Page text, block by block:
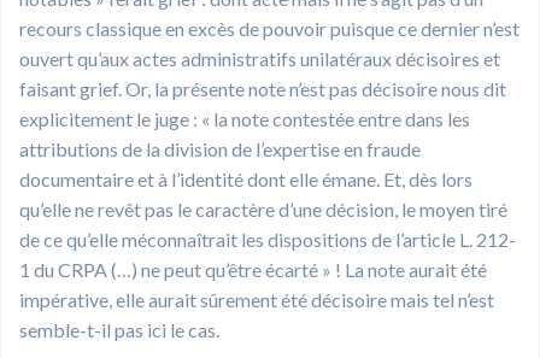
recours classique en excès de pouvoir puisque ce dernier n’est
ouvert qu’aux actes administratifs unilatéraux décisoires et
faisant grief. Or, la présente note n’est pas décisoire nous dit
explicitement le juge : « la note contestée entre dans les
attributions de la division de l’expertise en fraude
documentaire et à l’identité dont elle émane. Et, dès lors
qu’elle ne revêt pas le caractère d’une décision, le moyen tiré
de ce qu’elle méconnaîtrait les dispositions de l’article L. 212-
1 du CRPA (…) ne peut qu’être écarté » ! La note aurait été
impérative, elle aurait sûrement été décisoire mais tel n’est
semble-t-il pas ici le cas.